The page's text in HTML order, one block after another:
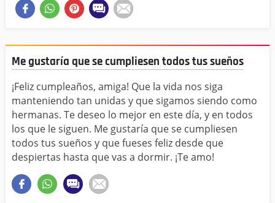
Me gustaría que se cumpliesen todos tus sueños
¡Feliz cumpleaños, amiga! Que la vida nos siga
manteniendo tan unidas y que sigamos siendo como
hermanas. Te deseo lo mejor en este día, y en todos
los que le siguen. Me gustaría que se cumpliesen
todos tus sueños y que fueses feliz desde que
despiertas hasta que vas a dormir. ¡Te amo!